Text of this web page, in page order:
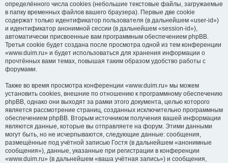
определённого числа cookies (небольшие текстовые файлы, загружаемые
в папку временных файлов вашего браузера). Первые две cookie
содержат только идентификатор пользователя (в дальнейшем «user-id»)
и идентификатор анонимной сессии (в дальнейшем «session-id»),
автоматически присвоенные вам программным обеспечением phpBB.
Третья cookie будет создана после просмотра одной из тем конференции
«www.duim.ru» и будет использоваться для хранения информации о
прочтённых вами темах, повышая таким образом удобство работы с
форумами.
Также во время просмотра конференции «www.duim.ru» мы можем
установить cookies, внешние по отношению к программному обеспечению
phpBB, однако они выходят за рамки этого документа, целью которого
является рассмотрение страниц, созданных исключительно программным
обеспечением phpBB. Вторым источником получения вашей информации
являются данные, которые вы отправляете на форум. Этими данными
могут быть, но не исчерпываются, следующие данные: сообщения,
размещённые под учётной записью Гостя (в дальнейшем «анонимные
сообщения»), данные, указанные при регистрации в конференции
«www.duim.ru» (в дальнейшем «ваша учётная запись») и сообщения,